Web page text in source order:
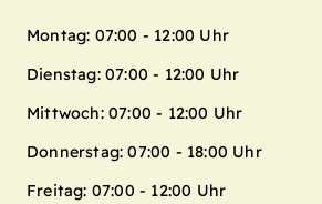
Montag: 07:00 - 12:00 Uhr
Dienstag: 07:00 - 12:00 Uhr
Mittwoch: 07:00 - 12:00 Uhr
Donnerstag: 07:00 - 18:00 Uhr
Freitag: 07:00 - 12:00 Uhr